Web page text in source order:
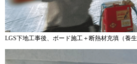
LGS下地工事後、ボード施工＋断熱材充填（養生